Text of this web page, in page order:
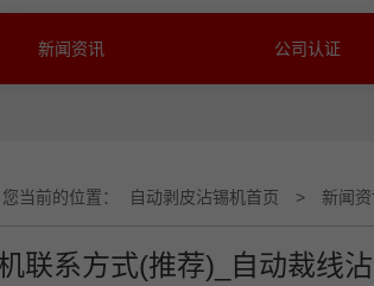
新闻资讯 公司认证
您当前的位置： 自动剥皮沾锡机首页 > 新闻
联系方式(推荐)_自动裁线